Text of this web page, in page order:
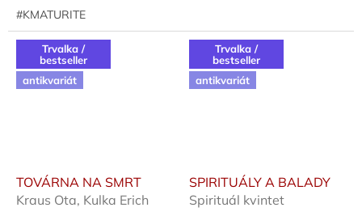
#KMATURITE
Trvalka /
bestseller
antikvariát
TOVÁRNA NA SMRT
Kraus Ota, Kulka Erich
Trvalka /
bestseller
antikvariát
SPIRITUÁLY A BALADY
Spirituál kvintet